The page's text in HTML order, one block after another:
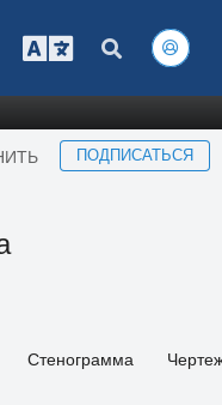
ПОДПИСАТЬСЯ
Стенограмма